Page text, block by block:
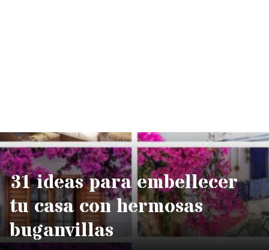
31 ideas para embellecer
tu casa con hermosas
buganvillas